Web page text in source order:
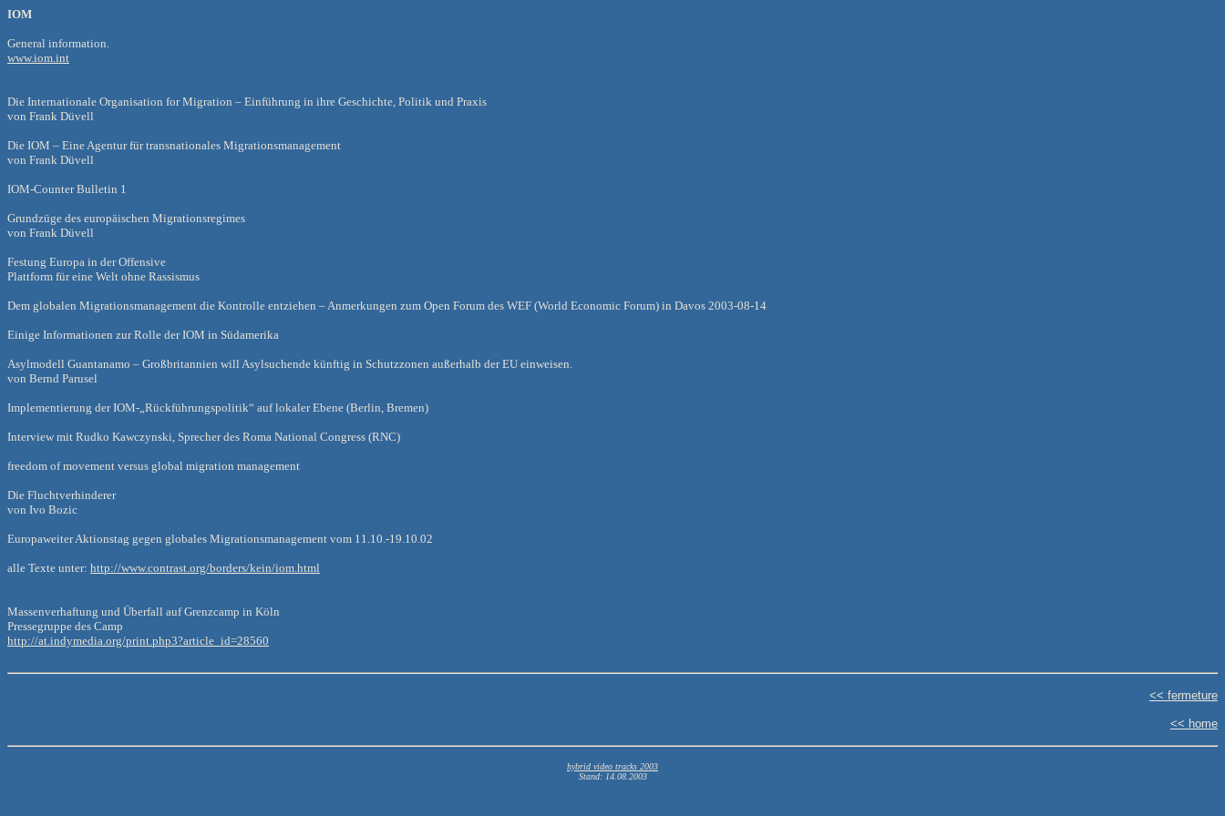
IOM
General information.
www.iom.int
Die Internationale Organisation for Migration – Einführung in ihre Geschichte, Politik und Praxis
von Frank Düvell
Die IOM – Eine Agentur für transnationales Migrationsmanagement
von Frank Düvell
IOM-Counter Bulletin 1
Grundzüge des europäischen Migrationsregimes
von Frank Düvell
Festung Europa in der Offensive
Plattform für eine Welt ohne Rassismus
Dem globalen Migrationsmanagement die Kontrolle entziehen – Anmerkungen zum Open Forum des WEF (World Economic Forum) in Davos 2003-08-14
Einige Informationen zur Rolle der IOM in Südamerika
Asylmodell Guantanamo – Großbritannien will Asylsuchende künftig in Schutzzonen außerhalb der EU einweisen.
von Bernd Parusel
Implementierung der IOM-„Rückführungspolitik“ auf lokaler Ebene (Berlin, Bremen)
Interview mit Rudko Kawczynski, Sprecher des Roma National Congress (RNC)
freedom of movement versus global migration management
Die Fluchtverhinderer
von Ivo Bozic
Europaweiter Aktionstag gegen globales Migrationsmanagement vom 11.10.-19.10.02
alle Texte unter: http://www.contrast.org/borders/kein/iom.html
Massenverhaftung und Überfall auf Grenzcamp in Köln
Pressegruppe des Camp
http://at.indymedia.org/print.php3?article_id=28560
<< fermeture
<< home
hybrid video tracks 2003
Stand: 14.08.2003